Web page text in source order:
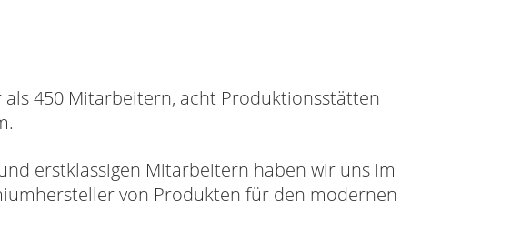
450 Mitarbeitern, acht Produktionsstätten
erstklassigen Mitarbeitern haben wir uns im
von Produkten für den modernen